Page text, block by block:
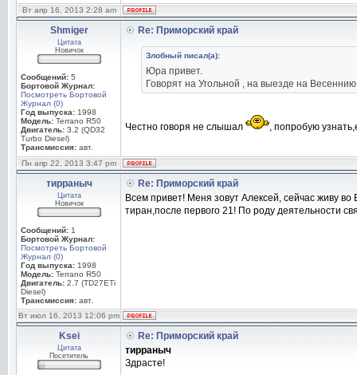
Вт апр 16, 2013 2:28 am
Shmiger
Цитата
Новичок
Сообщений: 5
Бортовой Журнал:
Посмотреть Бортовой
Журнал (0)
Год выпуска: 1998
Модель: Terrano R50
Двигатель: 3.2 (QD32
Turbo Diesel)
Трансмиссия: авт.
Re: Приморский край
Злобный писал(а):
Юра привет.
Говорят на Угольной , на выезде на
Честно говоря не слышал , попробую
Пн апр 22, 2013 3:47 pm
тирраныч
Цитата
Новичок
Сообщений: 1
Бортовой Журнал:
Посмотреть Бортовой
Журнал (0)
Год выпуска: 1998
Модель: Terrano R50
Двигатель: 2.7 (TD27ETi
Diesel)
Трансмиссия: авт.
Re: Приморский край
Всем привет! Меня зовут Алексей, сейчас живу
тиран,после первого 21! По роду деятельности
Вт июл 16, 2013 12:06 pm
Ksei
Цитата
Посетитель
Re: Приморский край
тирраныч
Здрасте!